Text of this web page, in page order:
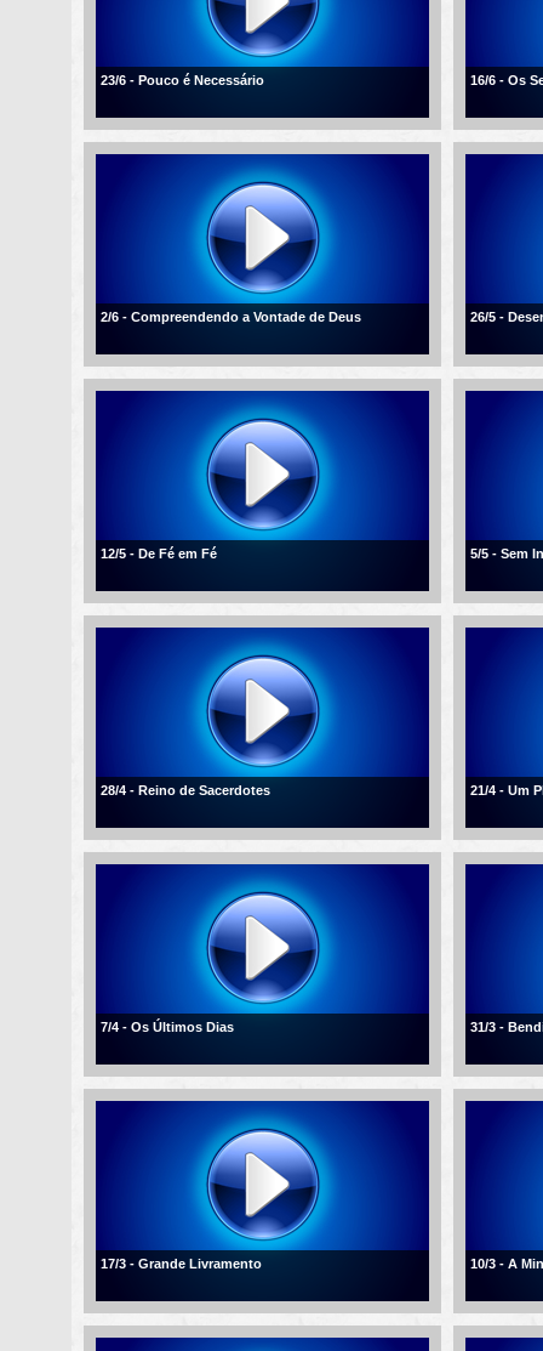
23/6 - Pouco é Necessário 16/6 - Os
2/6 - Compreendendo a Vontade de Deus 26/5 -
12/5 - De Fé em Fé 5/5 - Sem
28/4 - Reino de Sacerdotes 21/4 - Um
7/4 - Os Últimos Dias 31/3 -
17/3 - Grande Livramento 10/3 - A